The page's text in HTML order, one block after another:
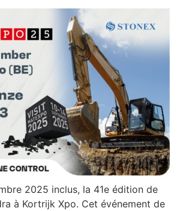
2025 inclus, la 41e édition de
à Kortrijk Xpo. Cet événement de